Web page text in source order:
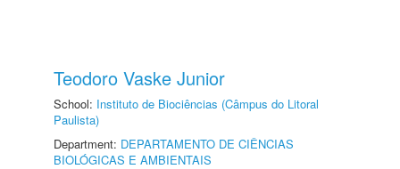
Teodoro Vaske Junior
School: Instituto de Biociências (Câmpus do Litoral
Paulista)
Department: DEPARTAMENTO DE CIÊNCIAS
BIOLÓGICAS E AMBIENTAIS